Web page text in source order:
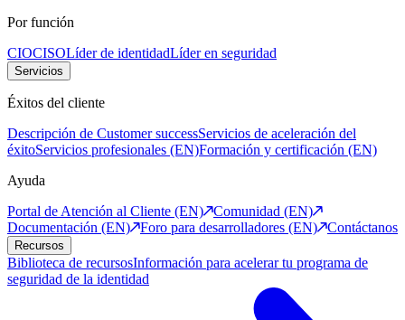
Por función
CIOCISOLíder de identidadLíder en seguridad
Servicios
Éxitos del cliente
Descripción de Customer successServicios de aceleración del
éxitoServicios profesionales (EN)Formación y certificación (EN)
Ayuda
Portal de Atención al Cliente (EN)
Comunidad (EN)
Documentación (EN)
Foro para desarrolladores (EN) Contáctanos
Recursos
Biblioteca de recursosInformación para acelerar tu programa de
seguridad de la identidad